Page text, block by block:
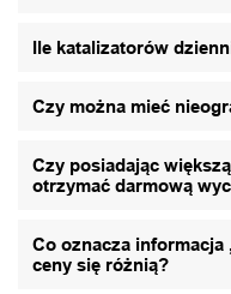
Ile katalizatorów
Czy można mieć
Czy posiadając
otrzymać darmową
Co oznacza informacja
ceny się różnią?